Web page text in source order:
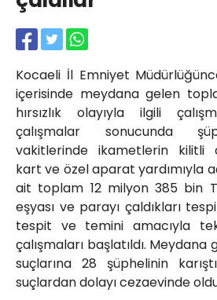
Kocaeli İl Emniyet
içerisinde meydana gelen
hırsızlık olayıyla ilgili
çalışmalar sonucunda
vakitlerinde ikametlerin kilitli
kart ve özel aparat yardımıyla
ait toplam 12 milyon 385 bin
eşyası ve parayı çaldıkları
tespit ve temini amacıyla
çalışmaları başlatıldı. Meydana
suçlarına 28 şüphelinin
suçlardan dolayı cezaevinde
Yahya
Akkavaklar